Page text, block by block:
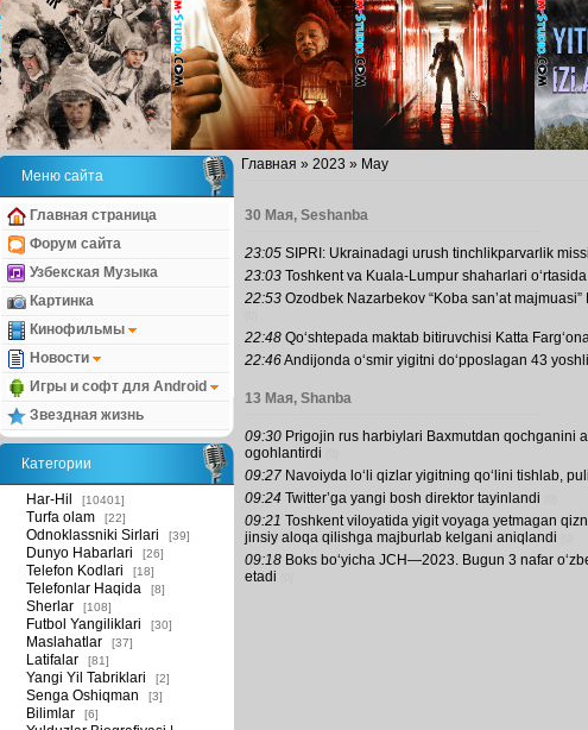
Меню сайта
Главная страница
Форум сайта
Узбекская Музыка
Картинка
Кинофильмы
Новости
Игры и софт для Android
Звездная жизнь
Категории
Har-Hil [10401]
Turfa olam [22]
Odnoklassniki Sirlari [39]
Dunyo Habarlari [26]
Telefon Kodlari [18]
Telefonlar Haqida [8]
Sherlar [108]
Futbol Yangiliklari [30]
Maslahatlar [37]
Latifalar [81]
Yangi Yil Tabriklari [2]
Senga Oshiqman [3]
Bilimlar [6]
Главная » 2023 » May
30 Мая, Seshanba
23:05 SIPRI: Ukrainadagi urush tinchlikparvarlik
23:03 Toshkent va Kuala-Lumpur shaharlari
22:53 Ozodbek Nazarbekov “Koba san’at
22:48 Qo‘shtepada maktab bitiruvchisi Katta
22:46Andijonda o‘smir yigitni do‘pposlagan 43
13 Мая, Shanba
09:30 Prigojin rus harbiylari Baxmutdan qochganini
ogohlantirdi
09:27 Navoiyda lo‘li qizlar yigitning qo‘lini tishlab,
09:24 Twitter’ga yangi bosh direktor tayinlandi
09:21 Toshkent viloyatida yigit voyaga yetmagan
jinsiy aloqa qilishga majburlab kelgani aniqlandi
09:18 Boks bo‘yicha JCH—2023. Bugun 3 nafar
etadi